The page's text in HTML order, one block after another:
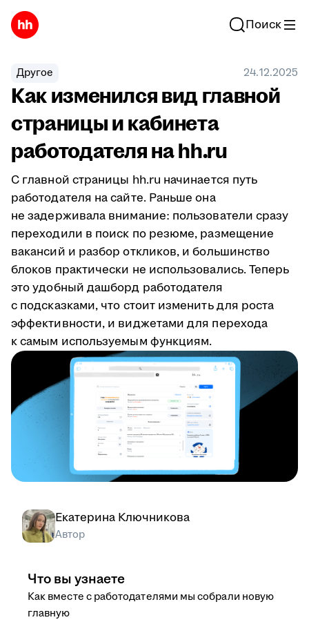
Поиск
Другое 24.12.2025
Как изменился вид главной
страницы и кабинета
работодателя на hh.ru
C главной страницы hh.ru начинается путь
работодателя на сайте. Раньше она
не задерживала внимание: пользователи сразу
переходили в поиск по резюме, размещение
вакансий и разбор откликов, и большинство
блоков практически не использовались. Теперь
это удобный дашборд работодателя
с подсказками, что стоит изменить для роста
эффективности, и виджетами для перехода
к самым используемым функциям.
Екатерина Ключникова
Автор
Что вы узнаете
Как вместе с работодателями мы собрали новую
главную